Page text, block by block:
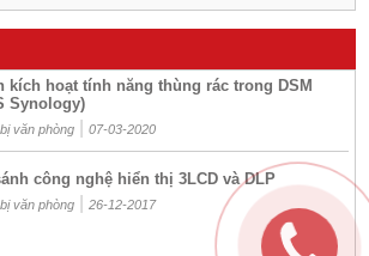
kích hoạt tính năng thùng rác trong DSM
Synology)
văn phòng| 07-03-2020
công nghệ hiển thị 3LCD và DLP
văn phòng| 26-12-2017